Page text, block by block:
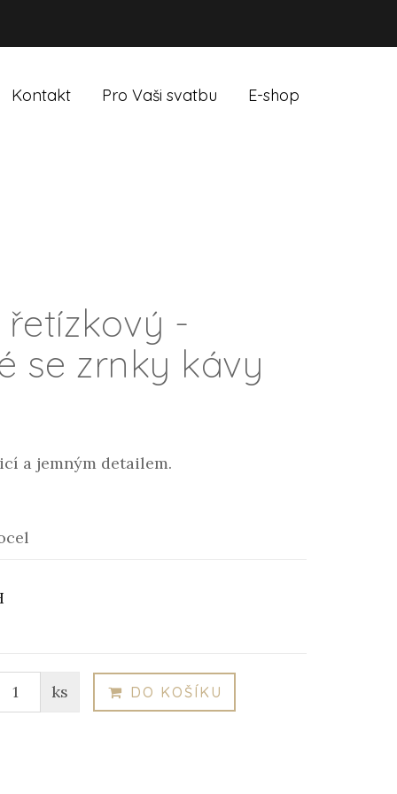
Kontakt Pro Vaši svatbu E-shop
-
se zrnky kávy
a jemným detailem.
ks DO KOŠÍKU